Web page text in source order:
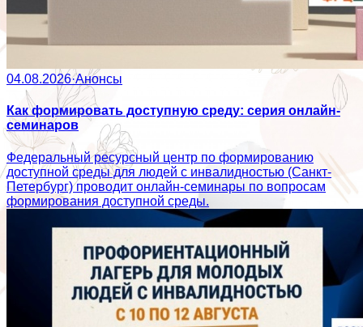
04.08.2026·Анонсы
Как формировать доступную среду: серия онлайн-
семинаров
Федеральный ресурсный центр по формированию
доступной среды для людей с инвалидностью (Санкт-
Петербург) проводит онлайн-семинары по вопросам
формирования доступной среды.